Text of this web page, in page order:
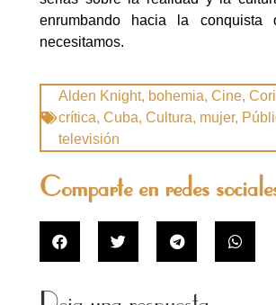
enrumbando hacia la conquista
necesitamos.
Alden Knight, bohemia, Cine,
crítica, Cuba, Cultura, mujer,
televisión
Comparte en redes